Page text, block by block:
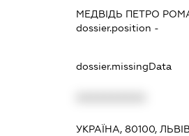
МЕДВІДЬ ПЕТРО
dossier.position -
dossier.missingData
УКРАЇНА, 80100,